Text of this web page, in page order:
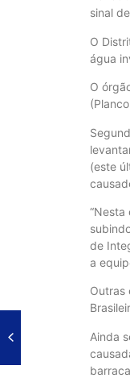
sinal
O
água
O
(este
de
a
Outras
Ainda